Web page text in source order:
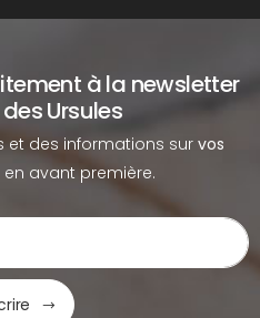
à la newsletter
Ursules
et des informations sur vos
en avant première.